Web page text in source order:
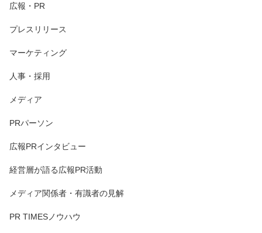
広報・PR
プレスリリース
マーケティング
人事・採用
メディア
PRパーソン
広報PRインタビュー
経営層が語る広報PR活動
メディア関係者・有識者の見解
PR TIMESノウハウ